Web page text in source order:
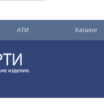
АТИ Каталог